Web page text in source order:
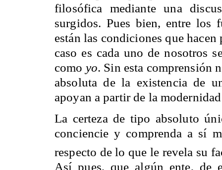
filosófica mediante una
surgidos. Pues bien, entre los
están las condiciones que
caso es cada uno de nosotros
como yo. Sin esta comprensión
absoluta de la existencia de
apoyan a partir de la
La certeza de tipo absoluto
conciencie y comprenda a sí
respecto de lo que le revela su
Así pues, que algún ente, de